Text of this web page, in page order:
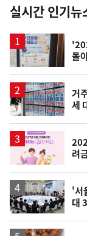
뉴
스
실시간 인기뉴
돌
거
세
려
'서
대